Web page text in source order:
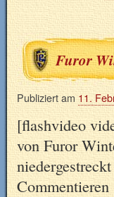
Furor
Publiziert am 11.
[flashvideo
von Furor
Commentieren